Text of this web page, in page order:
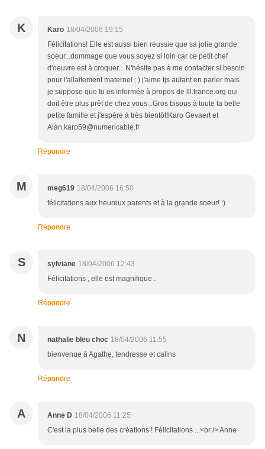
K Karo 18/04/2006 19:15
Félicitations! Elle est aussi bien réussie que sa jolie grande
soeur...dommage que vous soyez si loin car ce petit chef
d'oeuvre est à croquer... N'hésite pas à me contacter si besoin
pour l'allaitement maternel ;.) j'aime tjs autant en parler mais
je suppose que tu es informée à propos de lll.france.org qui
doit être plus prêt de chez vous...Gros bisous à toute ta belle
petite famille et j'espère à très bientôt!Karo Gevaert et
Alan.karo59@numericable.fr
Répondre
M meg619 18/04/2006 16:50
félicitations aux heureux parents et à la grande soeur! :)
Répondre
S sylviane 18/04/2006 12:43
Félicitations , elle est magnifique .
Répondre
N nathalie bleu choc 18/04/2006 11:55
bienvenue à Agathe, tendresse et calins
Répondre
A Anne D 18/04/2006 11:25
C'est la plus belle des créations ! Félicitations ...<br /> Anne